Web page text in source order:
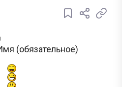
(обязательное)